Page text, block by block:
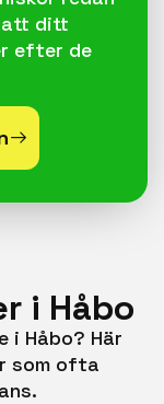
att ditt
efter de
i Håbo
Håbo? Här
som ofta